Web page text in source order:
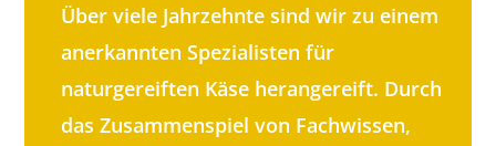
Über viele Jahrzehnte sind wir zu einem
anerkannten Spezialisten für
naturgereiften Käse herangereift. Durch
das Zusammenspiel von Fachwissen,